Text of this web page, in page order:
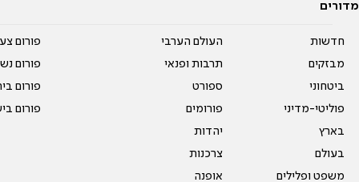
מדורים
חדשות
מבזקים
ביטחוני
פוליטי-מדיני
בארץ
בעולם
משפט ופלילים
העולם הערבי
תרבות ופנאי
ספורט
פורומים
יהדות
צרכנות
אופנה
פורום
פורום
פורום
פורום